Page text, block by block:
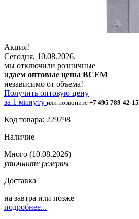
Акция!
Сегодня, 10.08.2026,
мы отключили розничные
идаем оптовые цены ВСЕМ
независимо от объема!
Получить оптовую цену
за 1 минуту или позвоните +7 495 789-42-15
Код товара: 229798
Наличие
Много (10.08.2026)
уточните резервы
Доставка
на завтра или позже
подробнее...